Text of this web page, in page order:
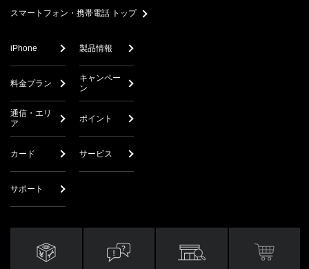
スマートフォン・携帯電話 トップ
iPhone 製品情報
料金プラン
キャンペー
ン
通信・エリ
ア
ポイント
カード サービス
サポート